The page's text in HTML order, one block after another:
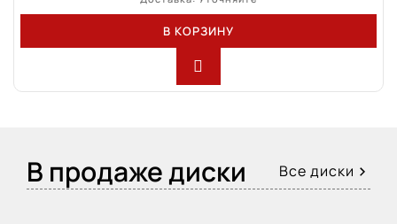
В КОРЗИНУ
В продаже диски Все диски